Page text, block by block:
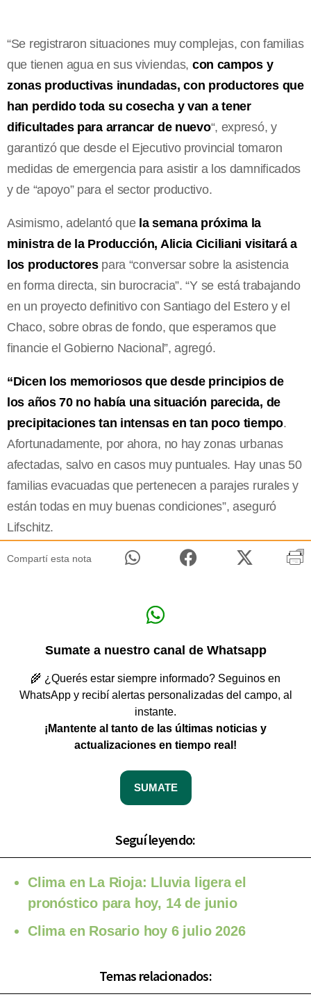
“Se registraron situaciones muy complejas, con familias
que tienen agua en sus viviendas, con campos y
zonas productivas inundadas, con productores que
han perdido toda su cosecha y van a tener
dificultades para arrancar de nuevo“, expresó, y
garantizó que desde el Ejecutivo provincial tomaron
medidas de emergencia para asistir a los damnificados
y de “apoyo” para el sector productivo.
Asimismo, adelantó quela semana próxima la
ministra de la Producción, Alicia Ciciliani visitará a
los productorespara “conversar sobre la asistencia
en forma directa, sin burocracia”. “Y se está trabajando
en un proyecto definitivo con Santiago del Estero y el
Chaco, sobre obras de fondo, que esperamos que
financie el Gobierno Nacional”, agregó.
“Dicen los memoriosos que desde principios de
los años 70 no había una situación parecida, de
precipitaciones tan intensas en tan poco tiempo.
Afortunadamente, por ahora, no hay zonas urbanas
afectadas, salvo en casos muy puntuales. Hay unas 50
familias evacuadas que pertenecen a parajes rurales y
están todas en muy buenas condiciones”, aseguró
Lifschitz.
Compartí esta nota
Sumate a nuestro canal de Whatsapp
🌾 ¿Querés estar siempre informado? Seguinos en
WhatsApp y recibí alertas personalizadas del campo, al
instante.
¡Mantente al tanto de las últimas noticias y
actualizaciones en tiempo real!
SUMATE
Seguí leyendo:
Clima en La Rioja: Lluvia ligera el
pronóstico para hoy, 14 de junio
Clima en Rosario hoy 6 julio 2026
Temas relacionados: